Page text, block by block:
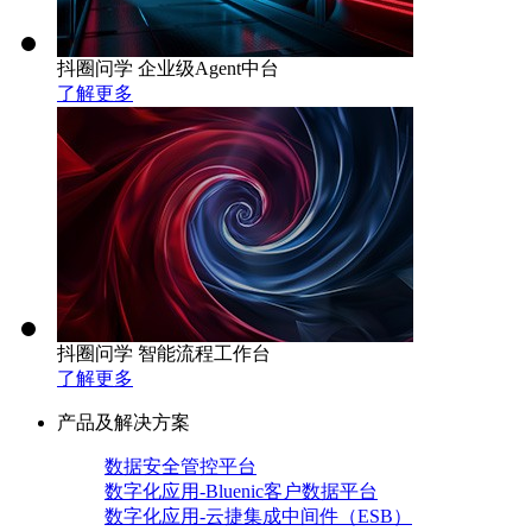
抖圈问学 企业级Agent中台
了解更多
抖圈问学 智能流程工作台
了解更多
产品及解决方案
数据安全管控平台
数字化应用-Bluenic客户数据平台
数字化应用-云捷集成中间件（ESB）